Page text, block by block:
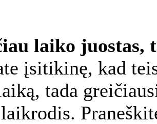
laiko juostas,
įsitikinę, kad
tada